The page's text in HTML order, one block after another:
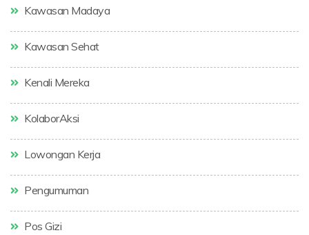
Kawasan Madaya
Kawasan Sehat
Kenali Mereka
KolaborAksi
Lowongan Kerja
Pengumuman
Pos Gizi